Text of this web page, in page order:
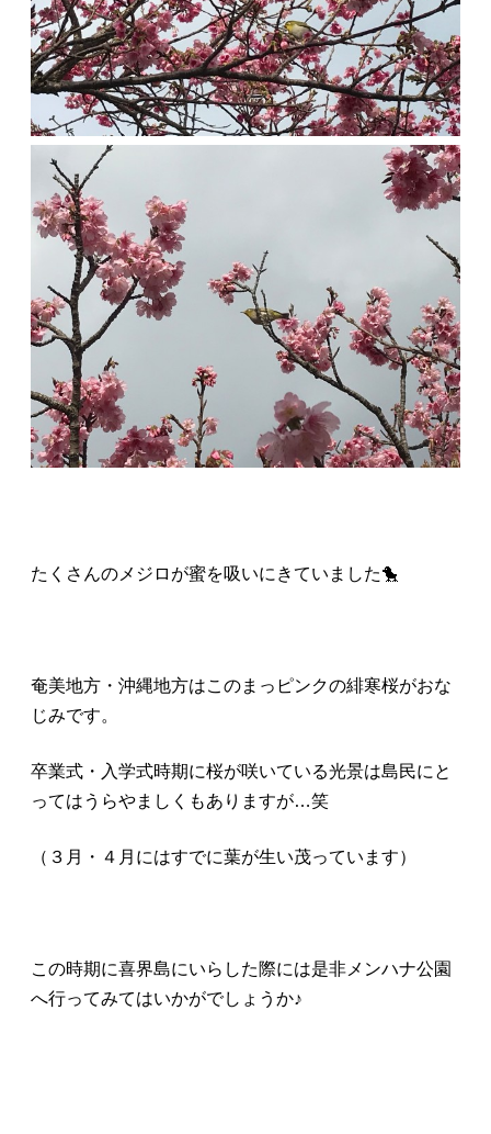
たくさんのメジロが蜜を吸いにきていました🐤
奄美地方・沖縄地方はこのまっピンクの緋寒桜がおな
じみです。
卒業式・入学式時期に桜が咲いている光景は島民にと
ってはうらやましくもありますが…笑
（３月・４月にはすでに葉が生い茂っています）
この時期に喜界島にいらした際には是非メンハナ公園
へ行ってみてはいかがでしょうか♪